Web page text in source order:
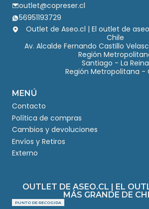
outlet@copreser.cl
56951193729
Outlet de Aseo.cl | El outlet de
Chile
Av. Alcalde Fernando Castillo
Región
Santiago - La Reina
Región Metropolitana -
MENÚ
Contacto
Política de compras
Cambios y devoluciones
Envíos y Retiros
Externo
OUTLET DE ASEO.CL | EL
MÁS GRANDE DE
PUNTO DE RECOGIDA